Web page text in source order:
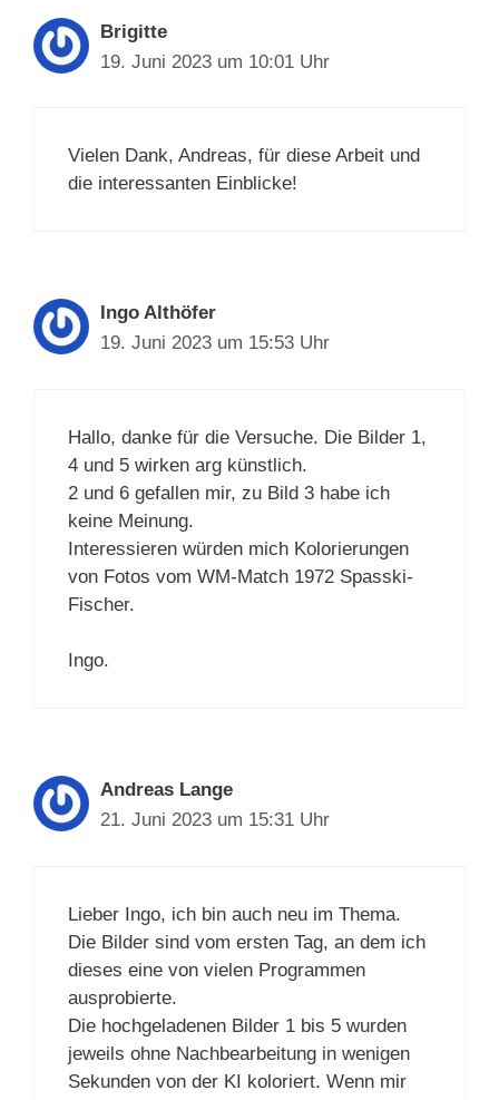
Brigitte
19. Juni 2023 um 10:01 Uhr
Vielen Dank, Andreas, für diese Arbeit und
die interessanten Einblicke!
Ingo Althöfer
19. Juni 2023 um 15:53 Uhr
Hallo, danke für die Versuche. Die Bilder 1,
4 und 5 wirken arg künstlich.
2 und 6 gefallen mir, zu Bild 3 habe ich
keine Meinung.
Interessieren würden mich Kolorierungen
von Fotos vom WM-Match 1972 Spasski-
Fischer.
Ingo.
Andreas Lange
21. Juni 2023 um 15:31 Uhr
Lieber Ingo, ich bin auch neu im Thema.
Die Bilder sind vom ersten Tag, an dem ich
dieses eine von vielen Programmen
ausprobierte.
Die hochgeladenen Bilder 1 bis 5 wurden
jeweils ohne Nachbearbeitung in wenigen
Sekunden von der KI koloriert. Wenn mir